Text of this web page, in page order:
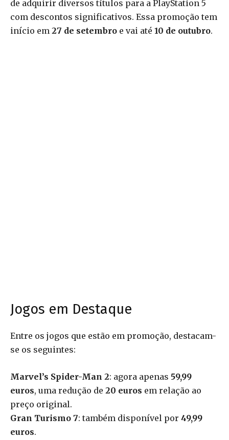
de adquirir diversos títulos para a PlayStation 5
com descontos significativos. Essa promoção tem
início em 27 de setembro e vai até 10 de outubro.
Jogos em Destaque
Entre os jogos que estão em promoção, destacam-
se os seguintes:
Marvel’s Spider-Man 2: agora apenas 59,99
euros, uma redução de 20 euros em relação ao
preço original.
Gran Turismo 7: também disponível por 49,99
euros.